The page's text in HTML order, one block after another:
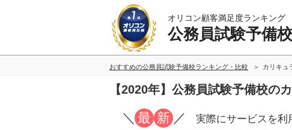
オリコン顧客満足度ランキング
公務員試験予備校
おすすめの公務員試験予備校ランキング・比較 カリキュ
【2020年】公務員試験予備校の
／ 最 新 ／ 実際にサービスを利